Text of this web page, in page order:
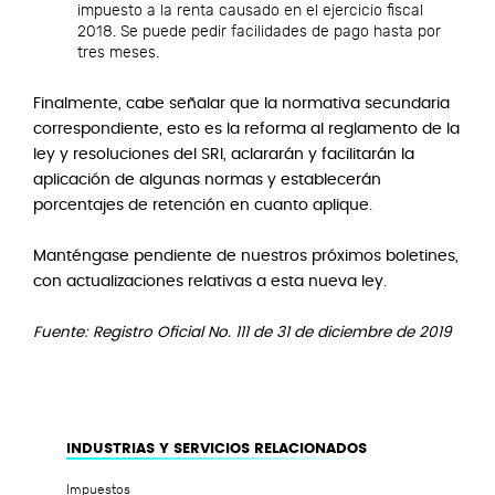
impuesto a la renta causado en el ejercicio fiscal
2018. Se puede pedir facilidades de pago hasta por
tres meses.
Finalmente, cabe señalar que la normativa secundaria
correspondiente, esto es la reforma al reglamento de la
ley y resoluciones del SRI, aclararán y facilitarán la
aplicación de algunas normas y establecerán
porcentajes de retención en cuanto aplique.
Manténgase pendiente de nuestros próximos boletines,
con actualizaciones relativas a esta nueva ley.
Fuente: Registro Oficial No. 111 de 31 de diciembre de 2019
INDUSTRIAS Y SERVICIOS RELACIONADOS
Impuestos